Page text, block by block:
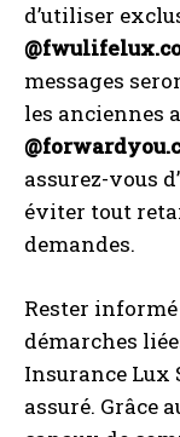
d’utiliser
messages
les anciennes
assurez-vous
éviter tout
demandes.
Rester
démarches
Insurance Lux
assuré. Grâce